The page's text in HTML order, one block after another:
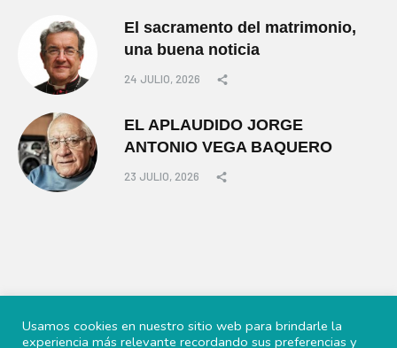
El sacramento del matrimonio,
una buena noticia
24 JULIO, 2026
EL APLAUDIDO JORGE
ANTONIO VEGA BAQUERO
23 JULIO, 2026
Usamos cookies en nuestro sitio web para brindarle la
experiencia más relevante recordando sus preferencias y